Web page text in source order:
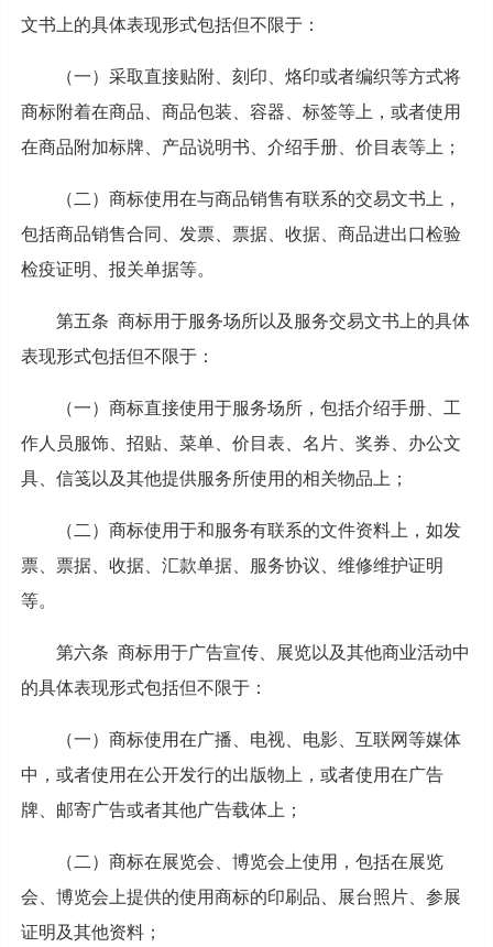
文书上的具体表现形式包括但不限于：
（一）采取直接贴附、刻印、烙印或者编织等方式将
商标附着在商品、商品包装、容器、标签等上，或者使用
在商品附加标牌、产品说明书、介绍手册、价目表等上；
（二）商标使用在与商品销售有联系的交易文书上，
包括商品销售合同、发票、票据、收据、商品进出口检验
检疫证明、报关单据等。
第五条 商标用于服务场所以及服务交易文书上的具体
表现形式包括但不限于：
（一）商标直接使用于服务场所，包括介绍手册、工
作人员服饰、招贴、菜单、价目表、名片、奖券、办公文
具、信笺以及其他提供服务所使用的相关物品上；
（二）商标使用于和服务有联系的文件资料上，如发
票、票据、收据、汇款单据、服务协议、维修维护证明
等。
第六条 商标用于广告宣传、展览以及其他商业活动中
的具体表现形式包括但不限于：
（一）商标使用在广播、电视、电影、互联网等媒体
中，或者使用在公开发行的出版物上，或者使用在广告
牌、邮寄广告或者其他广告载体上；
（二）商标在展览会、博览会上使用，包括在展览
会、博览会上提供的使用商标的印刷品、展台照片、参展
证明及其他资料；